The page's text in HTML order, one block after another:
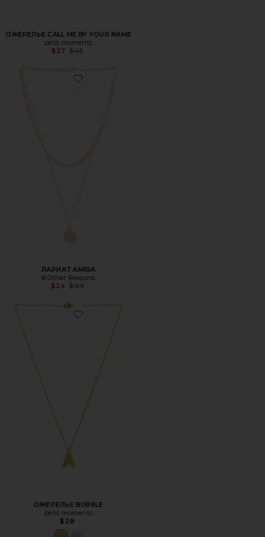
ОЖЕРЕЛЬЕ CALL ME BY YOUR NAME
petit moments
$27 Previous price:
$45
Favorite ЛАРИАТ AMIRA
ЛАРИАТ AMIRA
8 Other Reasons
$24
Previous price:
$29
Favorite ОЖЕРЕЛЬЕ BUBBLE
ОЖЕРЕЛЬЕ BUBBLE
petit moments
$28